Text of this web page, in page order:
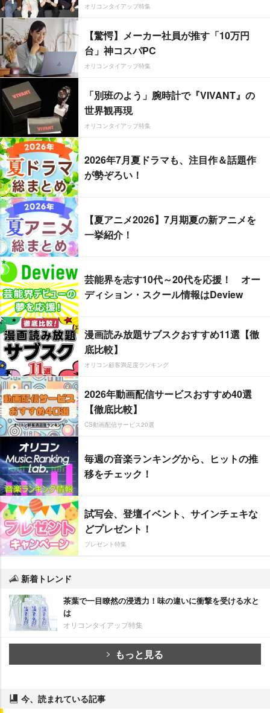
オリコンタイアップ特集
【驚愕】メーカー社員が推す「10万円
台」神コスパPC
オリコンタイアップ特集
「別班のよう」腕時計で『VIVANT』の
世界観再現
オリコンタイアップ特集
2026年7月夏ドラマも、注目作＆話題作
が勢ぞろい！
【夏アニメ2026】7月期夏の新アニメを
一挙紹介！
芸能界を志す10代～20代を応援！ オー
ディション・スクール情報はDeview
漫画読み放題サブスクおすすめ11選【徹
底比較】
オリコン顧客満足度ランキング
2026年動画配信サービスおすすめ40選
【徹底比較】
CS動画配信サービス20選
毎週の音楽ランキングから、ヒットの推
移をチェック！
試写会、登壇イベント、サインチェキな
どプレゼント！
プレゼント特集
新着トレンド
茶葉で一目瞭然の浸透力！味の違いに衝撃を受ける水と
は
オリコンタイアップ特集
もっと見る
今、読まれている記事